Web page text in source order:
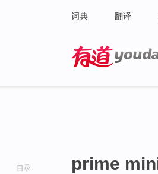
词典 翻译
目录 prime